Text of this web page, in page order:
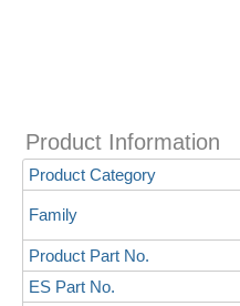
Product Information
Product Category
Family
Product Part No.
ES Part No.